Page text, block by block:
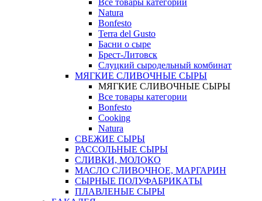
Все товары категории
Natura
Bonfesto
Terra del Gusto
Басни о сыре
Брест-Литовск
Слуцкий сыродельный комбинат
МЯГКИЕ СЛИВОЧНЫЕ СЫРЫ
МЯГКИЕ СЛИВОЧНЫЕ СЫРЫ
Все товары категории
Bonfesto
Cooking
Natura
СВЕЖИЕ СЫРЫ
РАССОЛЬНЫЕ СЫРЫ
СЛИВКИ, МОЛОКО
МАСЛО СЛИВОЧНОЕ, МАРГАРИН
СЫРНЫЕ ПОЛУФАБРИКАТЫ
ПЛАВЛЕНЫЕ СЫРЫ